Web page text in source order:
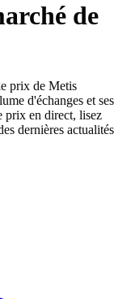
de
prix de Metis
d'échanges et ses
prix en direct, lisez
dernières actualités